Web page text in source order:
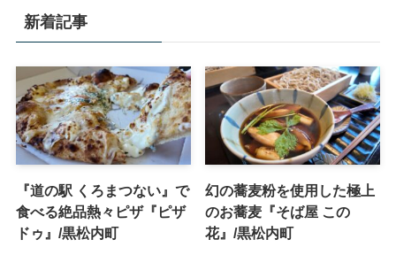
新着記事
『道の駅 くろまつない』で
食べる絶品熱々ピザ『ピザ
ドゥ』/黒松内町
幻の蕎麦粉を使用した極上
のお蕎麦『そば屋 この
花』/黒松内町